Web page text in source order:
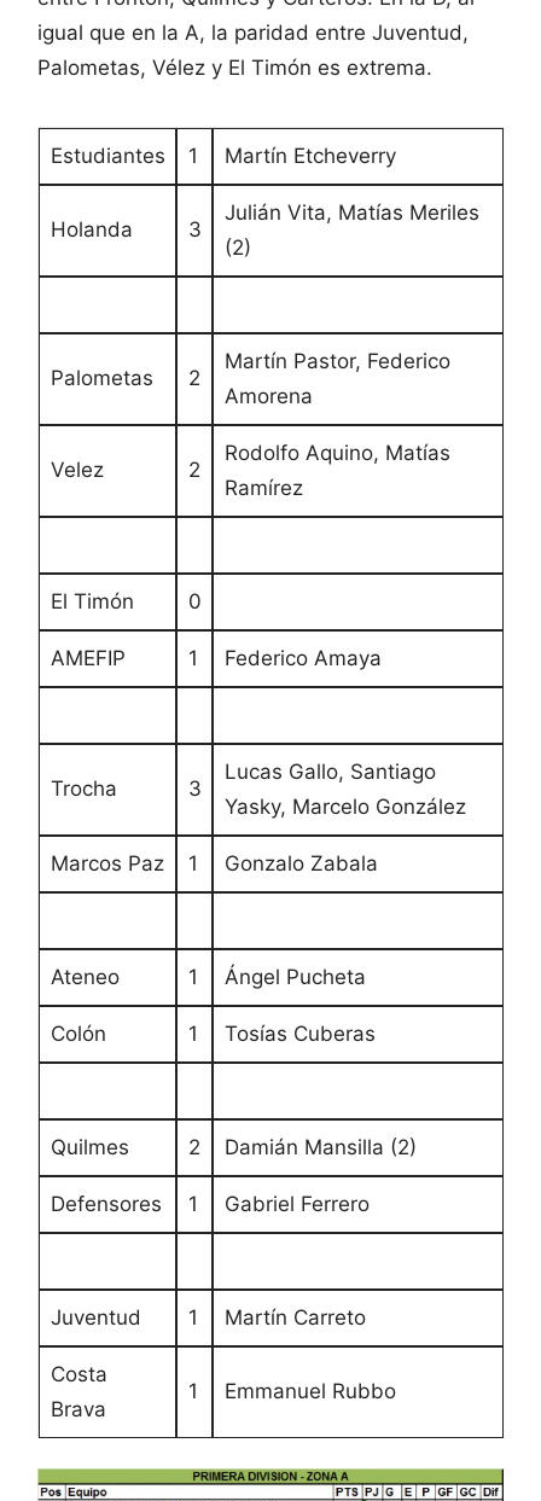
igual que en la A, la paridad entre Juventud,
Palometas, Vélez y El Timón es extrema.
Estudiantes 1 Martín Etcheverry
Holanda 3
Julián Vita, Matías Meriles
(2)
Palometas 2
Martín Pastor, Federico
Amorena
Velez 2
Rodolfo Aquino, Matías
Ramírez
El Timón 0
AMEFIP 1 Federico Amaya
Trocha 3
Lucas Gallo, Santiago
Yasky, Marcelo González
Marcos Paz 1 Gonzalo Zabala
Ateneo 1 Ángel Pucheta
Colón 1 Tosías Cuberas
Quilmes 2 Damián Mansilla (2)
Defensores 1 Gabriel Ferrero
Juventud 1 Martín Carreto
Costa
Brava
1 Emmanuel Rubbo